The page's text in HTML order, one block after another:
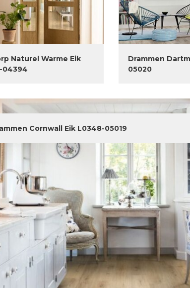
Naturel Warme Eik
04394
Drammen
05020
Cornwall Eik L0348-05019